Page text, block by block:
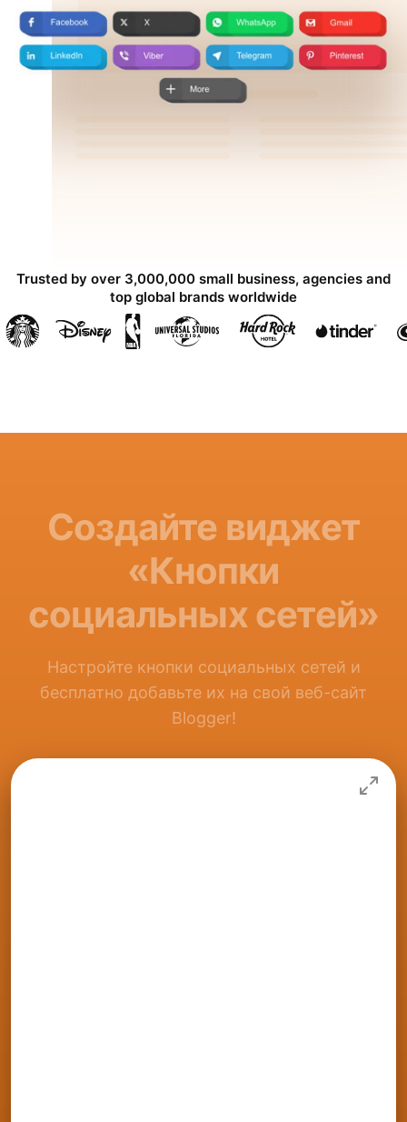
Trusted by over 3,000,000 small business, agencies and
top global brands worldwide
Создайте виджет
«Кнопки
социальных сетей»
Настройте кнопки социальных сетей и
бесплатно добавьте их на свой веб-сайт
Blogger!